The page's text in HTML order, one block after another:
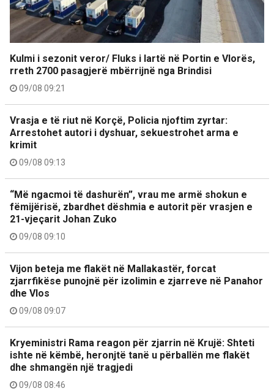
Kulmi i sezonit veror/ Fluks i lartë në Portin e Vlorës,
rreth 2700 pasagjerë mbërrijnë nga Brindisi
09/08 09:21
Vrasja e të riut në Korçë, Policia njoftim zyrtar:
Arrestohet autori i dyshuar, sekuestrohet arma e
krimit
09/08 09:13
“Më ngacmoi të dashurën”, vrau me armë shokun e
fëmijërisë, zbardhet dëshmia e autorit për vrasjen e
21-vjeçarit Johan Zuko
09/08 09:10
Vijon beteja me flakët në Mallakastër, forcat
zjarrfikëse punojnë për izolimin e zjarreve në Panahor
dhe Vlos
09/08 09:07
Kryeministri Rama reagon për zjarrin në Krujë: Shteti
ishte në këmbë, heronjtë tanë u përballën me flakët
dhe shmangën një tragjedi
09/08 08:46